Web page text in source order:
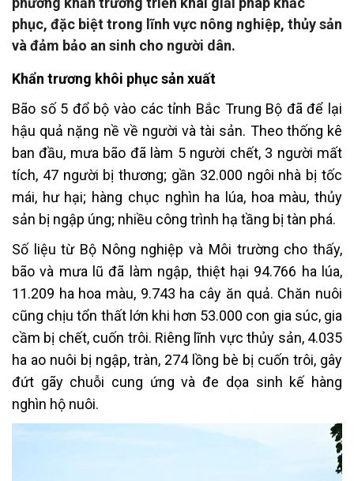
phục, đặc biệt trong lĩnh vực nông nghiệp, thủy sản
và đảm bảo an sinh cho người dân.
Khẩn trương khôi phục sản xuất
Bão số 5 đổ bộ vào các tỉnh Bắc Trung Bộ đã để lại
hậu quả nặng nề về người và tài sản. Theo thống kê
ban đầu, mưa bão đã làm 5 người chết, 3 người mất
tích, 47 người bị thương; gần 32.000 ngôi nhà bị tốc
mái, hư hại; hàng chục nghìn ha lúa, hoa màu, thủy
sản bị ngập úng; nhiều công trình hạ tầng bị tàn phá.
Số liệu từ Bộ Nông nghiệp và Môi trường cho thấy,
bão và mưa lũ đã làm ngập, thiệt hại 94.766 ha lúa,
11.209 ha hoa màu, 9.743 ha cây ăn quả. Chăn nuôi
cũng chịu tổn thất lớn khi hơn 53.000 con gia súc, gia
cầm bị chết, cuốn trôi. Riêng lĩnh vực thủy sản, 4.035
ha ao nuôi bị ngập, tràn, 274 lồng bè bị cuốn trôi, gây
đứt gãy chuỗi cung ứng và đe dọa sinh kế hàng
nghìn hộ nuôi.